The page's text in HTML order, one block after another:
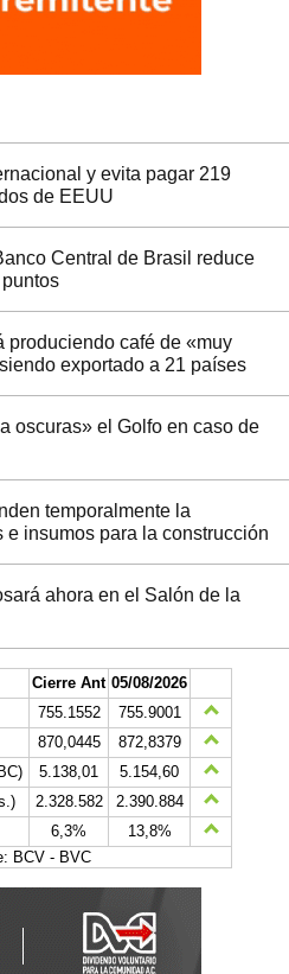
y evita pagar 219
de EEUU
Central de Brasil reduce
produciendo café de «muy
exportado a 21 países
oscuras» el Golfo en caso de
temporalmente la
insumos para la construcción
ahora en el Salón de la
Cierre Ant 05/08/2026
755.1552
755.9001
870,0445
872,8379
5.138,01
5.154,60
2.328.582
2.390.884
6,3%
13,8%
BCV - BVC